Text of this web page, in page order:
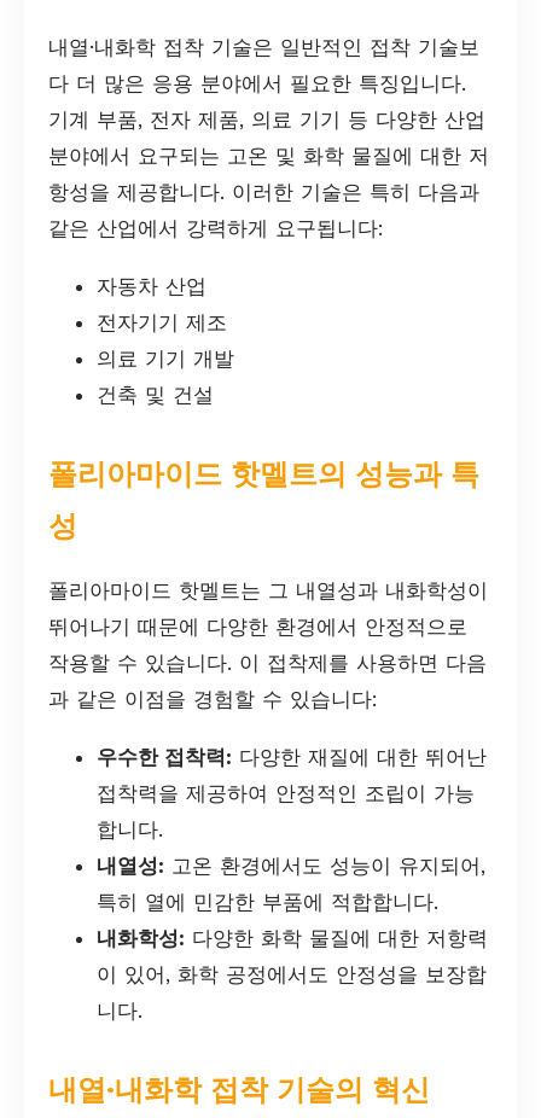
내열·내화학 접착 기술은 일반적인 접착 기술보
다 더 많은 응용 분야에서 필요한 특징입니다.
기계 부품, 전자 제품, 의료 기기 등 다양한 산업
분야에서 요구되는 고온 및 화학 물질에 대한 저
항성을 제공합니다. 이러한 기술은 특히 다음과
같은 산업에서 강력하게 요구됩니다:
자동차 산업
전자기기 제조
의료 기기 개발
건축 및 건설
폴리아마이드 핫멜트의 성능과 특
성
폴리아마이드 핫멜트는 그 내열성과 내화학성이
뛰어나기 때문에 다양한 환경에서 안정적으로
작용할 수 있습니다. 이 접착제를 사용하면 다음
과 같은 이점을 경험할 수 있습니다:
우수한 접착력: 다양한 재질에 대한 뛰어난
접착력을 제공하여 안정적인 조립이 가능
합니다.
내열성: 고온 환경에서도 성능이 유지되어,
특히 열에 민감한 부품에 적합합니다.
내화학성: 다양한 화학 물질에 대한 저항력
이 있어, 화학 공정에서도 안정성을 보장합
니다.
내열·내화학 접착 기술의 혁신